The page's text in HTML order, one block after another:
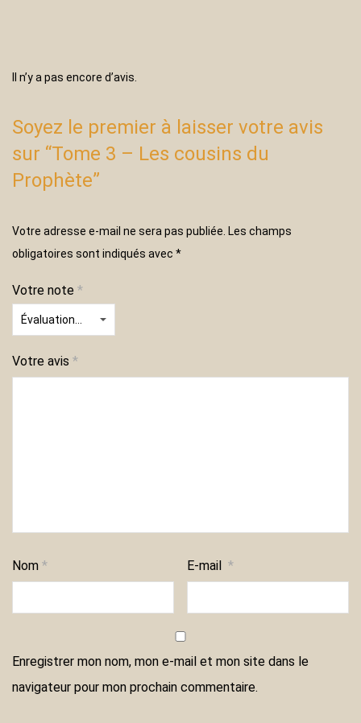
Il n’y a pas encore d’avis.
Soyez le premier à laisser votre avis
sur “Tome 3 – Les cousins du
Prophète”
Votre adresse e-mail ne sera pas publiée. Les champs
obligatoires sont indiqués avec *
Votre note *
Votre avis *
Nom * E-mail*
Enregistrer mon nom, mon e-mail et mon site dans le
navigateur pour mon prochain commentaire.